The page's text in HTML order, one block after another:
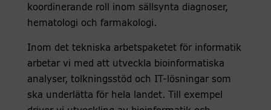
koordinerande roll inom sällsynta diagnoser,
hematologi och farmakologi.
Inom det tekniska arbetspaketet för informatik
arbetar vi med att utveckla bioinformatiska
analyser, tolkningsstöd och IT-lösningar som
ska underlätta för hela landet. Till exempel